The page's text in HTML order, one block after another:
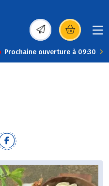
(s’ouvre dans une
Prochaine ouverture à 09:30